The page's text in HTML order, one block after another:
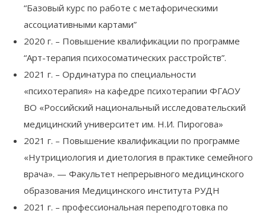
“Базовый курс по работе с метафорическими
ассоциативными картами”
2020 г. – Повышение квалификации по программе
“Арт-терапия психосоматических расстройств”.
2021 г. – Ординатура по специальности
«психотерапия» на кафедре психотерапии ФГАОУ
ВО «Российский национальный исследовательский
медицинский университет им. Н.И. Пирогова»
2021 г. – Повышение квалификации по программе
«Нутрициология и диетология в практике семейного
врача». — Факультет непрерывного медицинского
образования Медицинского института РУДН
2021 г. – профессиональная переподготовка по